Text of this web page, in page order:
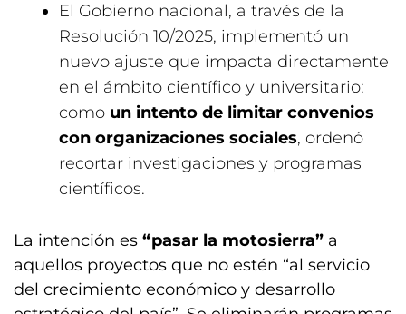
El Gobierno nacional, a través de la
Resolución 10/2025, implementó un
nuevo ajuste que impacta directamente
en el ámbito científico y universitario:
como un intento de limitar convenios
con organizaciones sociales, ordenó
recortar investigaciones y programas
científicos.
La intención es “pasar la motosierra” a
aquellos proyectos que no estén “al servicio
del crecimiento económico y desarrollo